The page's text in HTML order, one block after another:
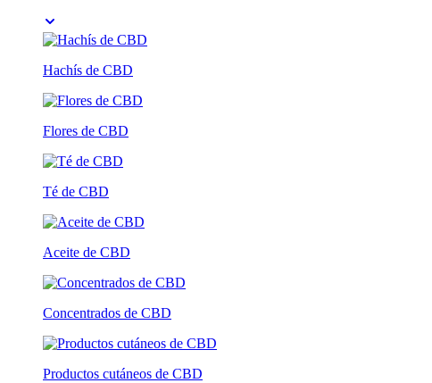
Hachís de CBD
Flores de CBD
Té de CBD
Aceite de CBD
Concentrados de CBD
Productos cutáneos de CBD